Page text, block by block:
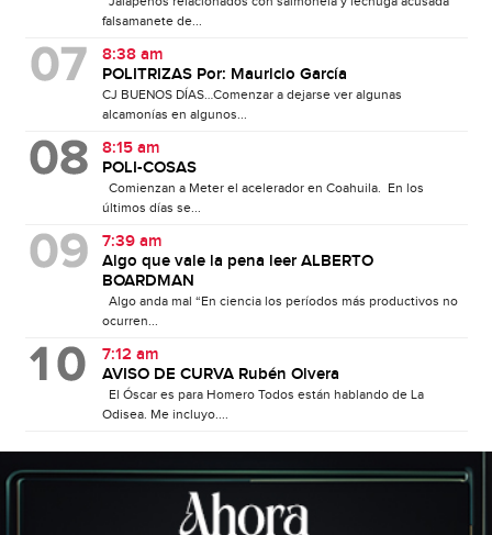
falsamanete de...
8:38 am
POLITRIZAS Por: Mauricio García
CJ BUENOS DÍAS…Comenzar a dejarse ver algunas
alcamonías en algunos...
8:15 am
POLI-COSAS
Comienzan a Meter el acelerador en Coahuila. En los
últimos días se...
7:39 am
Algo que vale la pena leer ALBERTO
BOARDMAN
Algo anda mal “En ciencia los períodos más productivos no
ocurren...
7:12 am
AVISO DE CURVA Rubén Olvera
El Óscar es para Homero Todos están hablando de La
Odisea. Me incluyo....